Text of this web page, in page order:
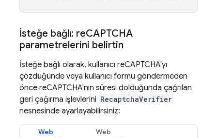
İsteğe bağlı: reCAPTCHA
parametrelerini belirtin
İsteğe bağlı olarak, kullanıcı reCAPTCHA'yı
çözdüğünde veya kullanıcı formu göndermeden
önce reCAPTCHA'nın süresi dolduğunda çağrılan
geri çağırma işlevlerini RecaptchaVerifier
nesnesinde ayarlayabilirsiniz:
Web Web